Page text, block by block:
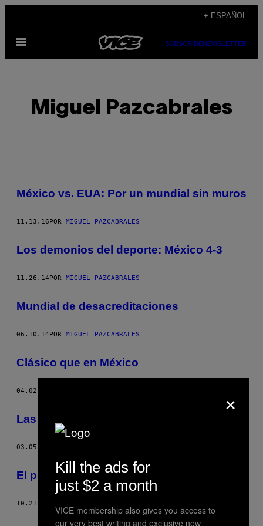
contenido
+ ESPAÑOL
Abrir
SUBSCRIBENEWSLETTER
Miguel Pazcabrales
POSTS
THIS
AUTHOR
México vs. EUA: Por un mundial sin muros
11.13.16POR MIGUEL PAZCABRALES
Los demonios del deporte: México 4-3
11.26.14POR MIGUEL PAZCABRALES
Mundial de desacreditaciones
06.10.14POR MIGUEL PAZCABRALES
Clásico que en México
04.02.14
Las virtudes del ‘Piojo’
03.05.14
El poder detrás de la Selección Mexicana
10.21.13
×
Kill the ads for
just $2 a month
VICE membership also gives you access to
our very best writing and exclusive new